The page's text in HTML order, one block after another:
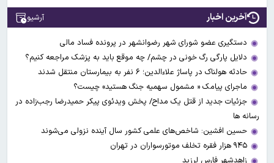
آخرین اخبار آرشیو
دستگیری عضو شورای شهر رضوانشهر در پرونده فساد مالی
دلایل پارگی رگ خونی در چشم/ چه موقع باید به پزشک مراجعه کنیم؟
حادثه هولناک در پاساژ علاءالدین؛ ۶ نفر به بیمارستان منتقل شدند
ماجرای پیامک « مشمول سهمیه جنگ هستید» چیست؟
جزئیات جدید از قتل یک مداح/ پخش ویدئوی پیکر حمیدرضا رجب‌زاده در
رسانه ها
حسین افشین: شاخص‌های علمی کشور سال آینده نزولی می‌شوند
۹۴۵ هزار فقره تخلف موتورسواران در تهران
زاهدشهر فارس لرزید